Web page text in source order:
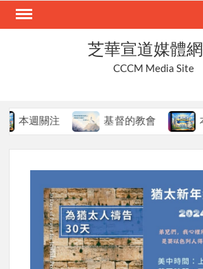
Skip
芝華宣道媒體
CCCM Media Site
本週關注 基督的教會 本